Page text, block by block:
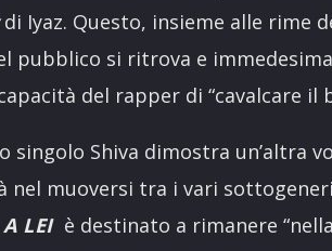
di Iyaz. Questo, insieme alle rime
pubblico si ritrova e
del rapper di “cavalcare il
singolo Shiva dimostra un’altra
nel muoversi tra i vari
LEIè destinato a rimanere